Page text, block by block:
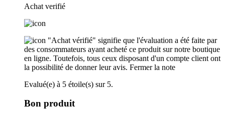
Achat verifié
"Achat vérifié" signifie que l'évaluation a été faite par
des consommateurs ayant acheté ce produit sur notre boutique
en ligne. Toutefois, tous ceux disposant d'un compte client ont
la possibilité de donner leur avis. Fermer la note
Evalué(e) à 5 étoile(s) sur 5.
Bon produit